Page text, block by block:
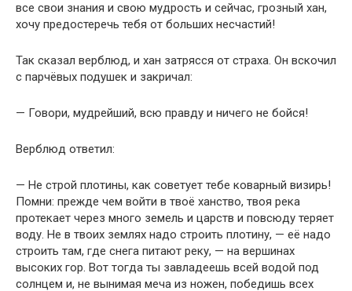
все свои знания и свою мудрость и сейчас, грозный хан,
хочу предостеречь тебя от больших несчастий!
Так сказал верблюд, и хан затрясся от страха. Он вскочил
с парчёвых подушек и закричал:
— Говори, мудрейший, всю правду и ничего не бойся!
Верблюд ответил:
— Не строй плотины, как советует тебе коварный визирь!
Помни: прежде чем войти в твоё ханство, твоя река
протекает через много земель и царств и повсюду теряет
воду. Не в твоих землях надо строить плотину, — её надо
строить там, где снега питают реку, — на вершинах
высоких гор. Вот тогда ты завладеешь всей водой под
солнцем и, не вынимая меча из ножен, победишь всех